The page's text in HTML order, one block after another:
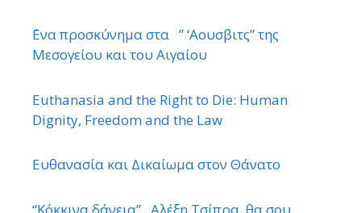
΄Ενα προσκύνημα στα ” ‘Αουσβιτς” της
Μεσογείου και του Αιγαίου
Euthanasia and the Right to Die: Human
Dignity, Freedom and the Law
Ευθανασία και Δικαίωμα στον Θάνατο
“Κόκκινα δάνεια” . Αλέξη Τσίπρα, θα σου